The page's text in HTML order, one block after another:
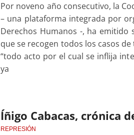
Por noveno año consecutivo, la
– una plataforma integrada por
Derechos Humanos -, ha
que se recogen todos los casos
“todo acto por el cual se inflija
ya
Íñigo Cabacas, crónica
REPRESIÓN